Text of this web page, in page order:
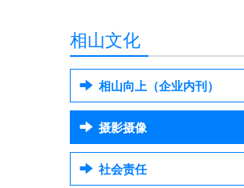
相山文化
相山向上（企业内刊）
摄影摄像
社会责任